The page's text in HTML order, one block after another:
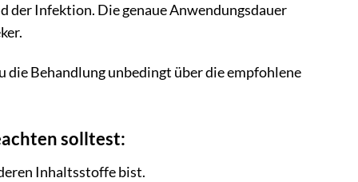
der Infektion. Die genaue Anwendungsdauer
die Behandlung unbedingt über die empfohlene
solltest:
Inhaltsstoffe bist.